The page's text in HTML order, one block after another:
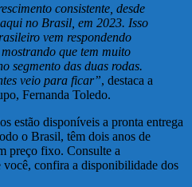
consistente, desde
no Brasil, em 2023. Isso
vem respondendo
que tem muito
segmento das duas rodas.
veio para ficar”, destaca a
Fernanda Toledo.
estão disponíveis a pronta entrega
o Brasil, têm dois anos de
preço fixo. Consulte a
confira a disponibilidade dos